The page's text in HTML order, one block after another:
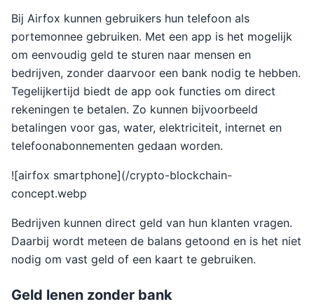
Bij Airfox kunnen gebruikers hun telefoon als
portemonnee gebruiken. Met een app is het mogelijk
om eenvoudig geld te sturen naar mensen en
bedrijven, zonder daarvoor een bank nodig te hebben.
Tegelijkertijd biedt de app ook functies om direct
rekeningen te betalen. Zo kunnen bijvoorbeeld
betalingen voor gas, water, elektriciteit, internet en
telefoonabonnementen gedaan worden.
![airfox smartphone](/crypto-blockchain-
concept.webp
Bedrijven kunnen direct geld van hun klanten vragen.
Daarbij wordt meteen de balans getoond en is het niet
nodig om vast geld of een kaart te gebruiken.
Geld lenen zonder bank